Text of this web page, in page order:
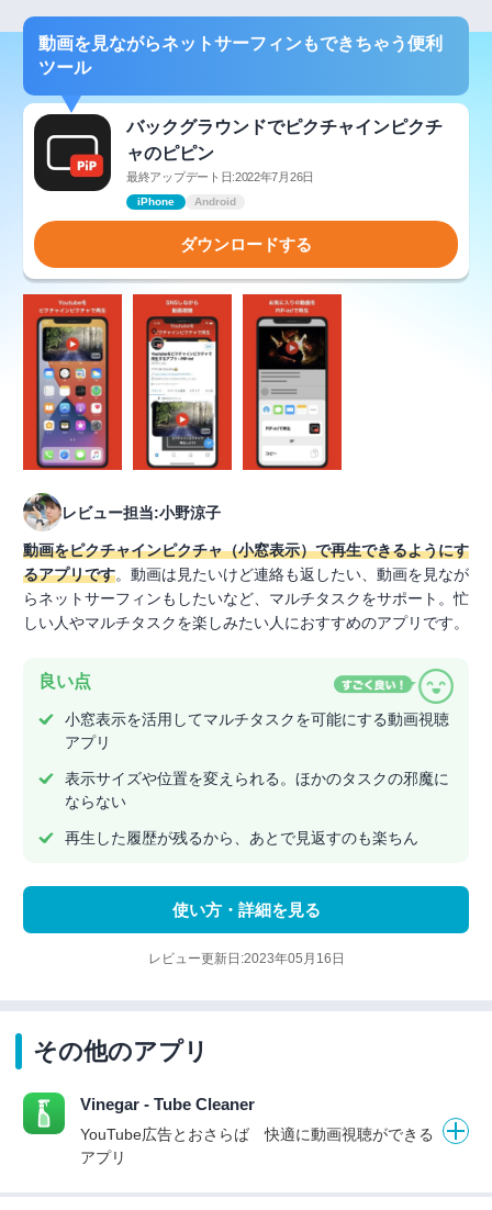
動画を見ながらネットサーフィンもできちゃう便利
ツール
バックグラウンドでピクチャインピクチ
ャのピピン
最終アップデート日:2022年7月26日
iPhone Android
ダウンロードする
レビュー担当:小野涼子
動画をピクチャインピクチャ（小窓表示）で再生できるようにす
るアプリです。動画は見たいけど連絡も返したい、動画を見なが
らネットサーフィンもしたいなど、マルチタスクをサポート。忙
しい人やマルチタスクを楽しみたい人におすすめのアプリです。
良い点
小窓表示を活用してマルチタスクを可能にする動画視聴
アプリ
表示サイズや位置を変えられる。ほかのタスクの邪魔に
ならない
再生した履歴が残るから、あとで見返すのも楽ちん
使い方・詳細を見る
レビュー更新日:2023年05月16日
その他のアプリ
Vinegar - Tube Cleaner
YouTube広告とおさらば 快適に動画視聴ができる
アプリ